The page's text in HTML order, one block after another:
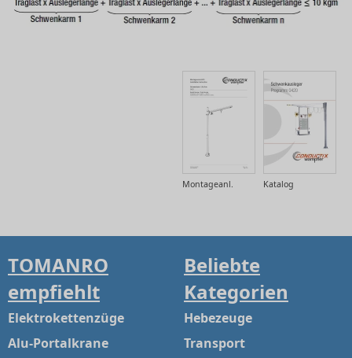
Katalog
Montageanl.
TOMANRO
empfiehlt
Elektrokettenzüge
Alu-Portalkrane
Beliebte
Kategorien
Hebezeuge
Transport